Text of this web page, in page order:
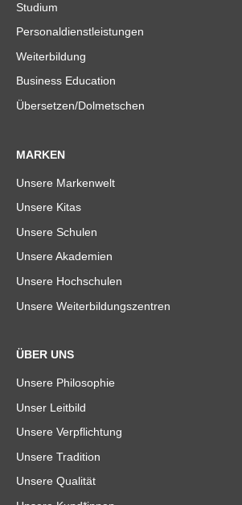
Studium
Personaldienstleistungen
Weiterbildung
Business Education
Übersetzen/Dolmetschen
MARKEN
Unsere Markenwelt
Unsere Kitas
Unsere Schulen
Unsere Akademien
Unsere Hochschulen
Unsere Weiterbildungszentren
ÜBER UNS
Unsere Philosophie
Unser Leitbild
Unsere Verpflichtung
Unsere Tradition
Unsere Qualität